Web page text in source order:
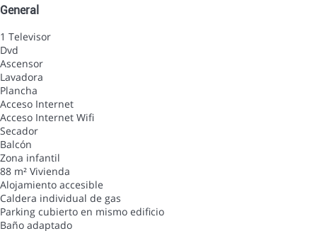
General
1 Televisor
Dvd
Ascensor
Lavadora
Plancha
Acceso Internet
Acceso Internet Wifi
Secador
Balcón
Zona infantil
88 m² Vivienda
Alojamiento accesible
Caldera individual de gas
Parking cubierto en mismo edificio
Baño adaptado